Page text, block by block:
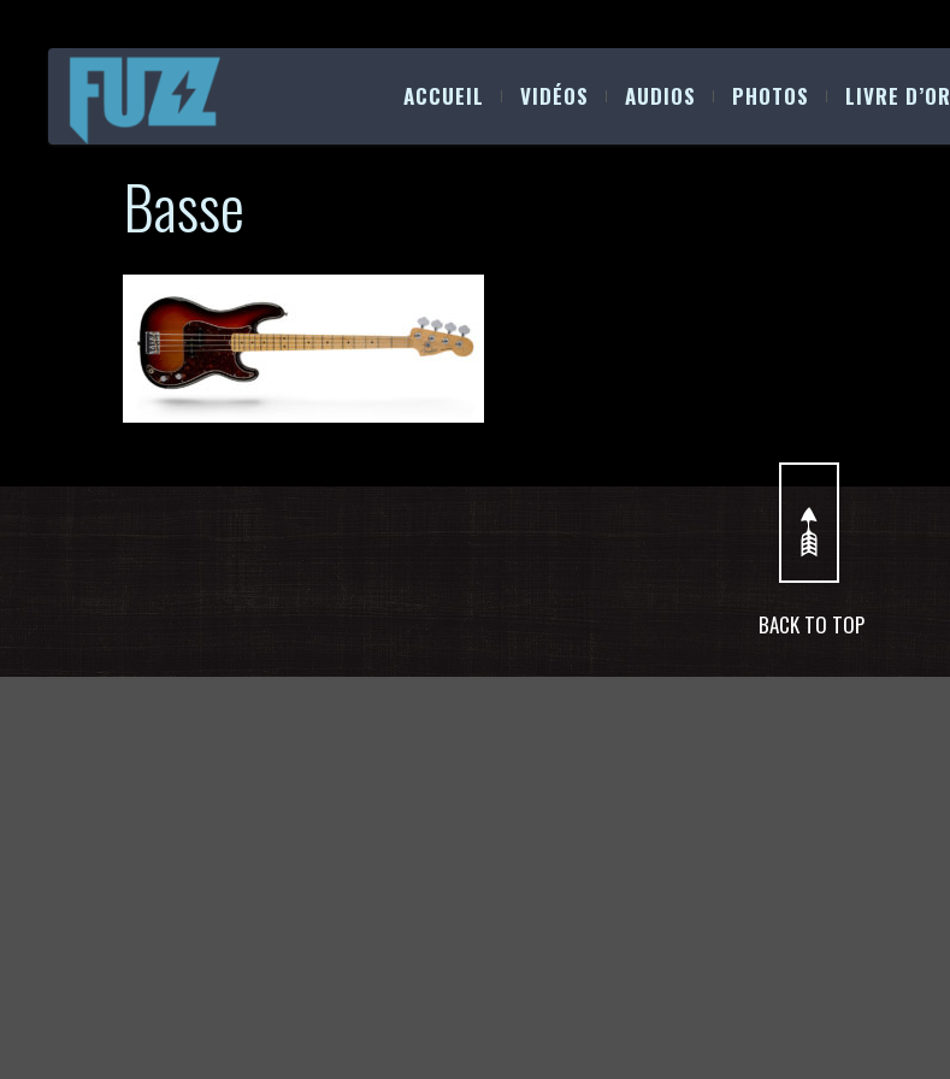
ACCUEIL VIDÉOS AUDIOS PHOTOS LIVRE D’OR
Basse
BACK TO TOP